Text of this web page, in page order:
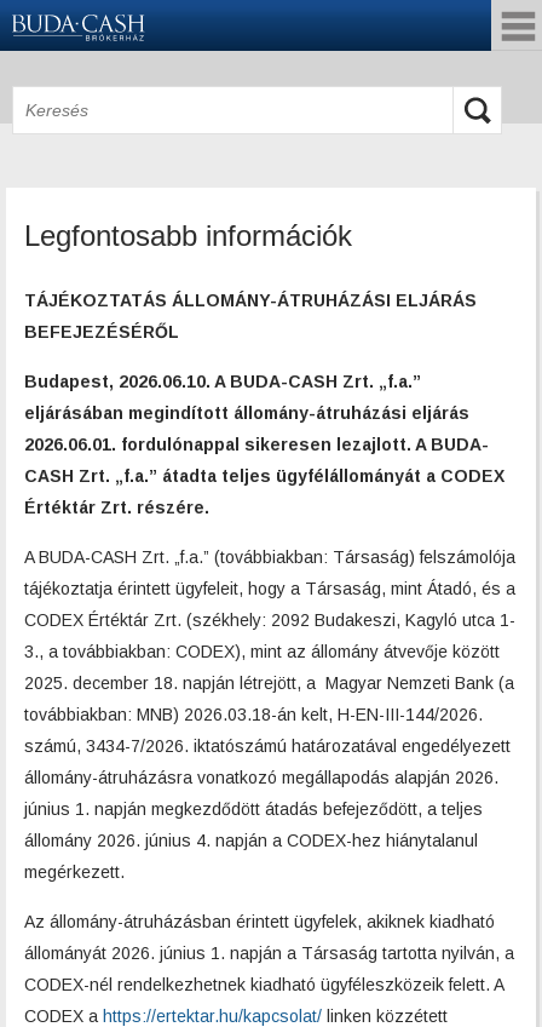
Legfontosabb információk
TÁJÉKOZTATÁS ÁLLOMÁNY-ÁTRUHÁZÁSI ELJÁRÁS
BEFEJEZÉSÉRŐL
Budapest, 2026.06.10. A BUDA-CASH Zrt. „f.a.”
eljárásában megindított állomány-átruházási eljárás
2026.06.01. fordulónappal sikeresen lezajlott. A BUDA-
CASH Zrt. „f.a.” átadta teljes ügyfélállományát a CODEX
Értéktár Zrt. részére.
A BUDA-CASH Zrt. „f.a.” (továbbiakban: Társaság) felszámolója
tájékoztatja érintett ügyfeleit, hogy a Társaság, mint Átadó, és a
CODEX Értéktár Zrt. (székhely: 2092 Budakeszi, Kagyló utca 1-
3., a továbbiakban: CODEX), mint az állomány átvevője között
2025. december 18. napján létrejött, a Magyar Nemzeti Bank (a
továbbiakban: MNB) 2026.03.18-án kelt, H-EN-III-144/2026.
számú, 3434-7/2026. iktatószámú határozatával engedélyezett
állomány-átruházásra vonatkozó megállapodás alapján 2026.
június 1. napján megkezdődött átadás befejeződött, a teljes
állomány 2026. június 4. napján a CODEX-hez hiánytalanul
megérkezett.
Az állomány-átruházásban érintett ügyfelek, akiknek kiadható
állományát 2026. június 1. napján a Társaság tartotta nyilván, a
CODEX-nél rendelkezhetnek kiadható ügyféleszközeik felett. A
CODEX a https://ertektar.hu/kapcsolat/ linken közzétett